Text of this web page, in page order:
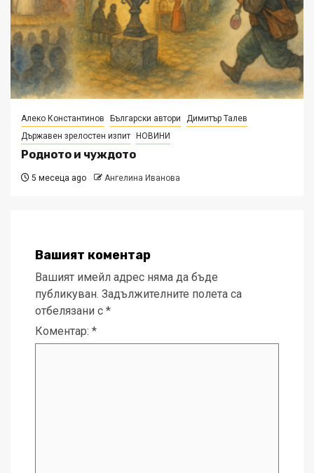
Алеко Константинов Български автори
Димитър Талев
Държавен зрелостен изпит НОВИНИ
Родното и чуждото
5 месеца ago Ангелина Иванова
Вашият коментар
Вашият имейл адрес няма да бъде
публикуван. Задължителните полета са
отбелязани с *
Коментар: *